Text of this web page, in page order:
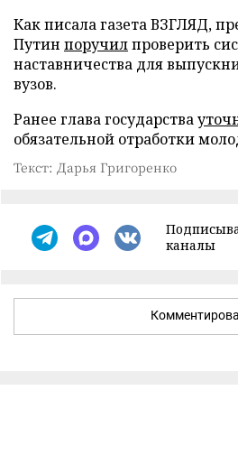
Как писала газета ВЗГЛЯД,
Путин поручилпроверить
наставничества для
вузов.
Ранее глава государства
обязательной отработки
Текст: Дарья Григоренко
каналы